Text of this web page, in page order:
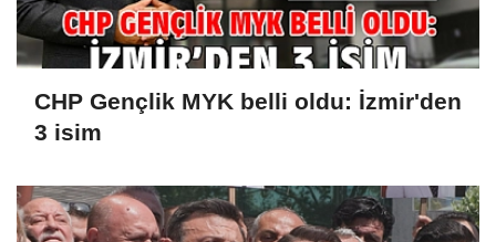
CHP Gençlik MYK belli oldu: İzmir'den
3 isim